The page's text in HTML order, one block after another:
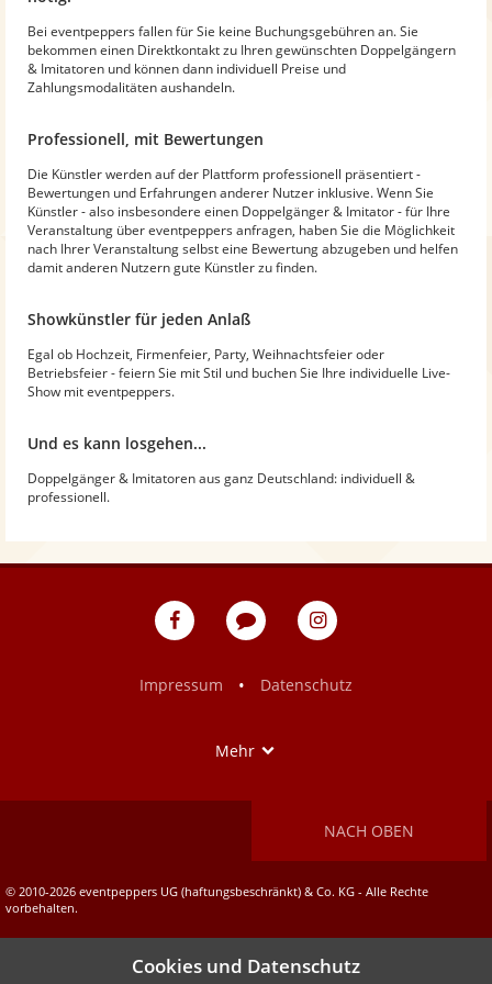
Bei eventpeppers fallen für Sie keine Buchungsgebühren an. Sie
bekommen einen Direktkontakt zu Ihren gewünschten Doppelgängern
& Imitatoren und können dann individuell Preise und
Zahlungsmodalitäten aushandeln.
Professionell, mit Bewertungen
Die Künstler werden auf der Plattform professionell präsentiert -
Bewertungen und Erfahrungen anderer Nutzer inklusive. Wenn Sie
Künstler - also insbesondere einen Doppelgänger & Imitator - für Ihre
Veranstaltung über eventpeppers anfragen, haben Sie die Möglichkeit
nach Ihrer Veranstaltung selbst eine Bewertung abzugeben und helfen
damit anderen Nutzern gute Künstler zu finden.
Showkünstler für jeden Anlaß
Egal ob Hochzeit, Firmenfeier, Party, Weihnachtsfeier oder
Betriebsfeier - feiern Sie mit Stil und buchen Sie Ihre individuelle Live-
Show mit eventpeppers.
Und es kann losgehen...
Doppelgänger & Imitatoren aus ganz Deutschland: individuell &
professionell.
eventpeppers
Blog
eventpeppers
Impressum
• Datenschutz
Mehr
NACH OBEN
© 2010-2026 eventpeppers UG (haftungsbeschränkt) & Co. KG - Alle Rechte
vorbehalten.
Cookies und Datenschutz